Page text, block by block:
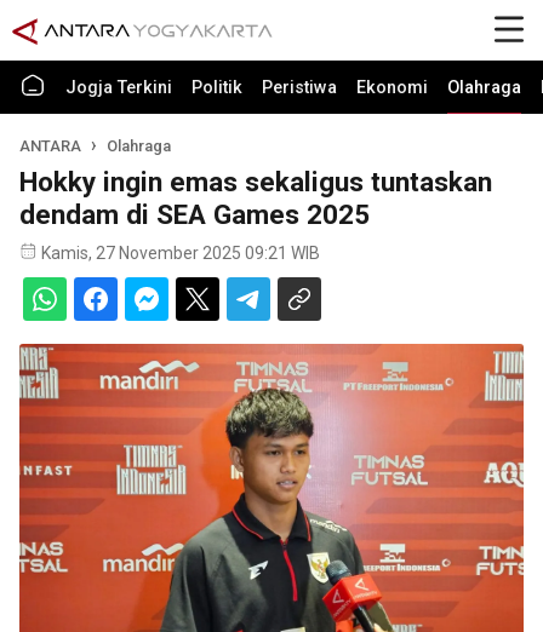
Jogja Terkini Politik Peristiwa Ekonomi Olahraga
ANTARA Olahraga
Hokky ingin emas sekaligus tuntaskan
dendam di SEA Games 2025
Kamis, 27 November 2025 09:21 WIB